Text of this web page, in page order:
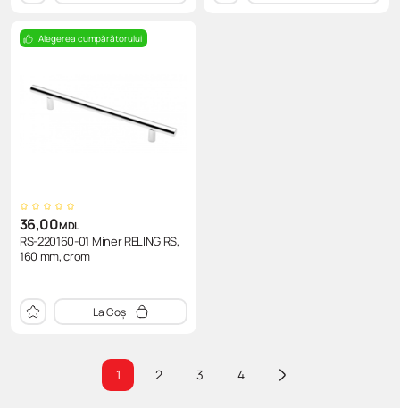
Alegerea cumpărătorului
36,00MDL
RS-220160-01 Miner RELING RS,
160 mm, crom
La Coș
1 2 3 4